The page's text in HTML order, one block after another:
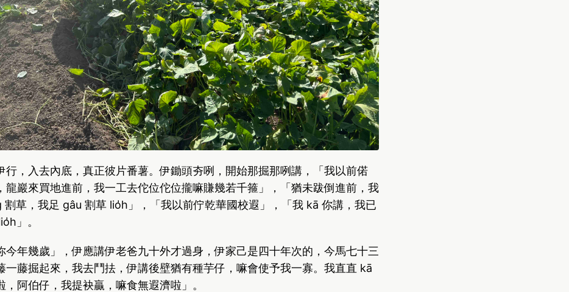
行，入去內底，真正彼片番薯。伊鋤頭夯咧，開始那掘那咧講，「我以前偌
龍巖來買地進前，我一工去佗位佗位攏嘛賺幾若千箍」，「猶未跋倒進前，我
割草，我足 gâu 割草 lio̍h」，「我以前佇乾華國校遐」，「我 kā 你講，我已
」。
今年幾歲」，伊應講伊老爸九十外才過身，伊家己是四十年次的，今馬七十三
一藤掘起來，我去鬥抾，伊講後壁猶有種芋仔，嘛會使予我一寡。我直直 kā
，阿伯仔，我提袂贏，嘛食無遐濟啦」。